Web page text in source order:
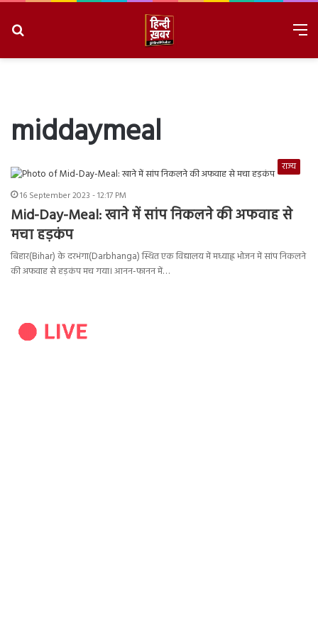
middaymeal
राज्य
16 September 2023 - 12:17 PM
Mid-Day-Meal: खाने में सांप निकलने की अफवाह से
मचा हड़कंप
बिहार(Bihar) के दरभंगा(Darbhanga) स्थित एक विद्यालय में मध्याह्न भोजन में सांप निकलने
की अफवाह से हड़कंप मच गया। आनन-फानन में…